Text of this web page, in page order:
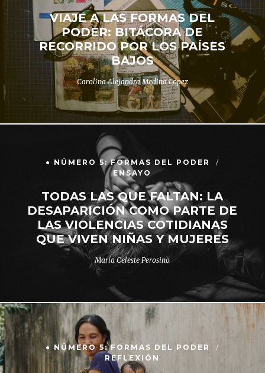
VIAJE A LAS FORMAS DEL
PODER: BITÁCORA DE
RECORRIDO POR LOS PAÍSES
BAJOS
Carolina Alejandra Medina López
● NÚMERO 5: FORMAS DEL PODER
ENSAYO
TODAS LAS QUE FALTAN: LA
DESAPARICIÓN COMO PARTE DE
LAS VIOLENCIAS COTIDIANAS
QUE VIVEN NIÑAS Y MUJERES
María Celeste Perosino
● NÚMERO 5: FORMAS DEL PODER
REFLEXIÓN